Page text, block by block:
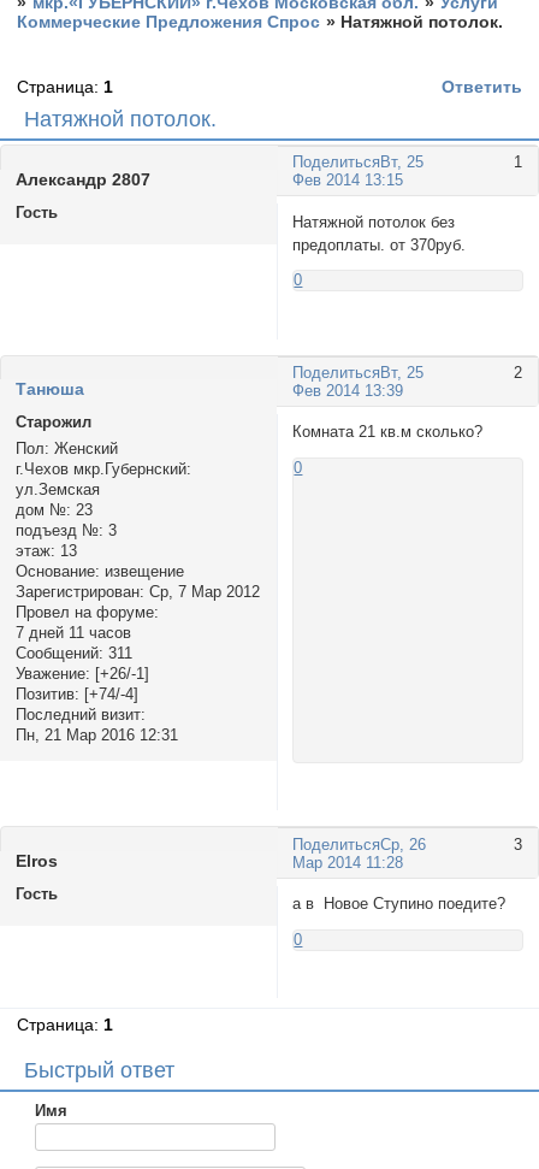
Коммерческие Предложения Спрос » Натяжной потолок.
Натяжной потолок.
Страница: 1 Ответить
Поделиться 1
Вт, 25
Фев 2014 13:15
Александр 2807
Гость
Натяжной потолок без
предоплаты. от 370руб.
0
Поделиться 2
Вт, 25
Фев 2014 13:39
Tанюша
Старожил
Пол: Женский
г.Чехов мкр.Губернский:
ул.Земская
дом №: 23
подъезд №: 3
этаж: 13
Основание: извещение
Зарегистрирован: Ср, 7 Мар 2012
Провел на форуме:
7 дней 11 часов
Сообщений: 311
Уважение: [+26/-1]
Позитив: [+74/-4]
Последний визит:
Пн, 21 Мар 2016 12:31
Комната 21 кв.м сколько?
0
Поделиться 3
Ср, 26
Мар 2014 11:28
Elros
Гость
а в Новое Ступино поедите?
0
Страница:1
Быстрый ответ
Имя